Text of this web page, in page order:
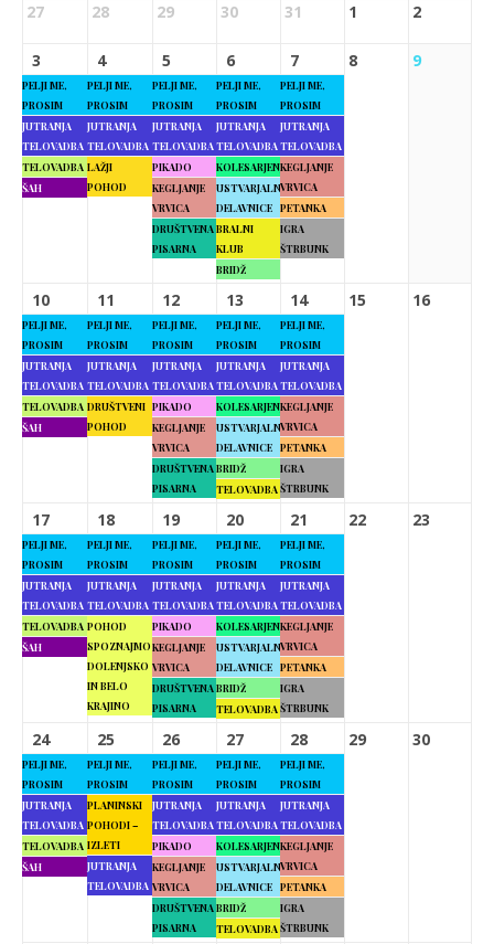
27 28 29 30 31 1 2
3
PELJI ME,
PROSIM
JUTRANJA
TELOVADBA
TELOVADBA
ŠAH
4
PELJI ME,
PROSIM
JUTRANJA
TELOVADBA
LAŽJI
POHOD
5
PELJI ME,
PROSIM
JUTRANJA
TELOVADBA
PIKADO
KEGLJANJE
VRVICA
DRUŠTVENA
PISARNA
6
PELJI ME,
PROSIM
JUTRANJA
TELOVADBA
KOLESARJENJE
USTVARJALNE
DELAVNICE
BRALNI
KLUB
BRIDŽ
7
PELJI ME,
PROSIM
JUTRANJA
TELOVADBA
KEGLJANJE
VRVICA
PETANKA
IGRA
ŠTRBUNK
8 9
10
PELJI ME,
PROSIM
JUTRANJA
TELOVADBA
TELOVADBA
ŠAH
11
PELJI ME,
PROSIM
JUTRANJA
TELOVADBA
DRUŠTVENI
POHOD
12
PELJI ME,
PROSIM
JUTRANJA
TELOVADBA
PIKADO
KEGLJANJE
VRVICA
DRUŠTVENA
PISARNA
13
PELJI ME,
PROSIM
JUTRANJA
TELOVADBA
KOLESARJENJE
USTVARJALNE
DELAVNICE
BRIDŽ
TELOVADBA
14
PELJI ME,
PROSIM
JUTRANJA
TELOVADBA
KEGLJANJE
VRVICA
PETANKA
IGRA
ŠTRBUNK
15 16
17
PELJI ME,
PROSIM
JUTRANJA
TELOVADBA
TELOVADBA
ŠAH
18
PELJI ME,
PROSIM
JUTRANJA
TELOVADBA
POHOD
SPOZNAJMO
DOLENJSKO
IN BELO
KRAJINO
19
PELJI ME,
PROSIM
JUTRANJA
TELOVADBA
PIKADO
KEGLJANJE
VRVICA
DRUŠTVENA
PISARNA
20
PELJI ME,
PROSIM
JUTRANJA
TELOVADBA
KOLESARJENJE
USTVARJALNE
DELAVNICE
BRIDŽ
TELOVADBA
21
PELJI ME,
PROSIM
JUTRANJA
TELOVADBA
KEGLJANJE
VRVICA
PETANKA
IGRA
ŠTRBUNK
22 23
24
PELJI ME,
PROSIM
JUTRANJA
TELOVADBA
TELOVADBA
ŠAH
25
PELJI ME,
PROSIM
PLANINSKI
POHODI –
IZLETI
JUTRANJA
TELOVADBA
26
PELJI ME,
PROSIM
JUTRANJA
TELOVADBA
PIKADO
KEGLJANJE
VRVICA
DRUŠTVENA
PISARNA
27
PELJI ME,
PROSIM
JUTRANJA
TELOVADBA
KOLESARJENJE
USTVARJALNE
DELAVNICE
BRIDŽ
TELOVADBA
28
PELJI ME,
PROSIM
JUTRANJA
TELOVADBA
KEGLJANJE
VRVICA
PETANKA
IGRA
ŠTRBUNK
29 30